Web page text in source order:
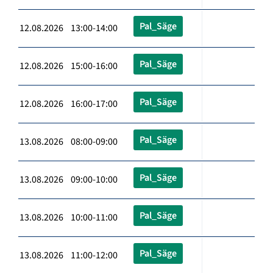
12.08.2026 13:00-14:00 Pal_Säge
12.08.2026 15:00-16:00 Pal_Säge
12.08.2026 16:00-17:00 Pal_Säge
13.08.2026 08:00-09:00 Pal_Säge
13.08.2026 09:00-10:00 Pal_Säge
13.08.2026 10:00-11:00 Pal_Säge
13.08.2026 11:00-12:00 Pal_Säge